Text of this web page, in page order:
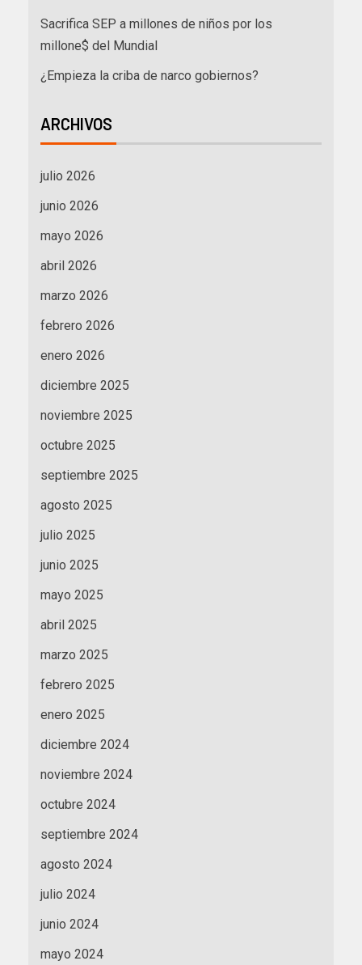
Sacrifica SEP a millones de niños por los
millone$ del Mundial
¿Empieza la criba de narco gobiernos?
ARCHIVOS
julio 2026
junio 2026
mayo 2026
abril 2026
marzo 2026
febrero 2026
enero 2026
diciembre 2025
noviembre 2025
octubre 2025
septiembre 2025
agosto 2025
julio 2025
junio 2025
mayo 2025
abril 2025
marzo 2025
febrero 2025
enero 2025
diciembre 2024
noviembre 2024
octubre 2024
septiembre 2024
agosto 2024
julio 2024
junio 2024
mayo 2024